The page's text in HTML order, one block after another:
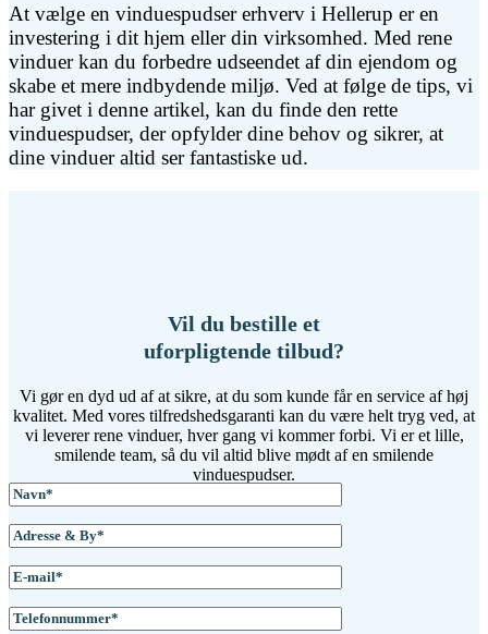
At vælge en vinduespudser erhverv i Hellerup er en
investering i dit hjem eller din virksomhed. Med rene
vinduer kan du forbedre udseendet af din ejendom og
skabe et mere indbydende miljø. Ved at følge de tips, vi
har givet i denne artikel, kan du finde den rette
vinduespudser, der opfylder dine behov og sikrer, at
dine vinduer altid ser fantastiske ud.
Vil du bestille et
uforpligtende tilbud?
Vi gør en dyd ud af at sikre, at du som kunde får en service af høj
kvalitet. Med vores tilfredshedsgaranti kan du være helt tryg ved, at
vi leverer rene vinduer, hver gang vi kommer forbi. Vi er et lille,
smilende team, så du vil altid blive mødt af en smilende
vinduespudser.